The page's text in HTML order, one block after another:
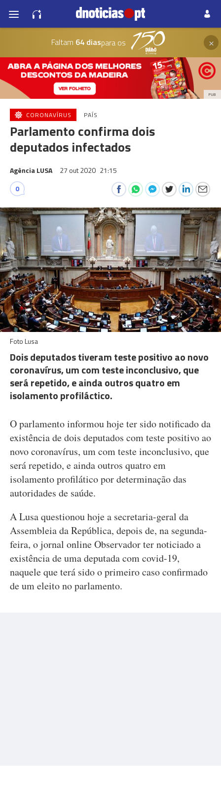
Faltam 64 diaspara os ×
PUB
CORONAVÍRUS PAÍS
Parlamento confirma dois
deputados infectados
Agência LUSA 27 out 2020 21:15
0
Foto Lusa
Dois deputados tiveram teste positivo ao novo
coronavírus, um com teste inconclusivo, que
será repetido, e ainda outros quatro em
isolamento profiláctico.
O parlamento informou hoje ter sido notificado da
existência de dois deputados com teste positivo ao
novo coronavírus, um com teste inconclusivo, que
será repetido, e ainda outros quatro em
isolamento profilático por determinação das
autoridades de saúde.
A Lusa questionou hoje a secretaria-geral da
Assembleia da República, depois de, na segunda-
feira, o jornal online Observador ter noticiado a
existência de uma deputada com covid-19,
naquele que terá sido o primeiro caso confirmado
de um eleito no parlamento.